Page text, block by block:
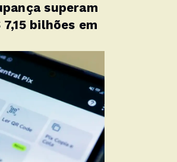
superam
bilhões em